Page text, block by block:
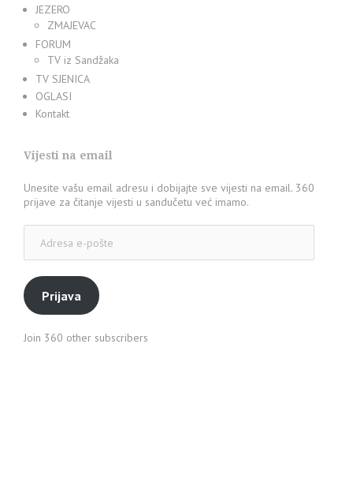
JEZERO
ZMAJEVAC
FORUM
TV iz Sandžaka
TV SJENICA
OGLASI
Kontakt
Vijesti na email
Unesite vašu email adresu i dobijajte sve vijesti na email. 360
prijave za čitanje vijesti u sandučetu već imamo.
pošte
Prijava
Join 360 other subscribers